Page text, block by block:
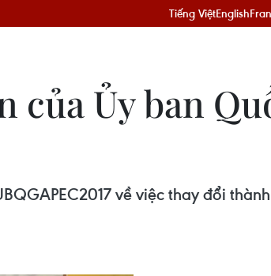
Tiếng ViệtEnglish
của Ủy ban
về việc thay đổi